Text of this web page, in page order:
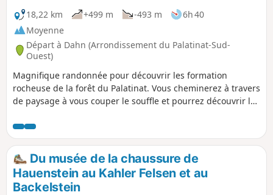
18,22 km
+499 m -493 m
6h 40
Moyenne
Départ à Dahn (Arrondissement du Palatinat-Sud-
Ouest)
Magnifique randonnée pour découvrir les formation
rocheuse de la forêt du Palatinat. Vous cheminerez à travers
de paysage à vous couper le souffle et pourrez découvrir le
paysans au XVIe siècle, il appartient à l'un des châteaux les
mieux conservés de la forêt du Palatinat
Du musée de la chaussure de
Hauenstein au Kahler Felsen et au
Backelstein